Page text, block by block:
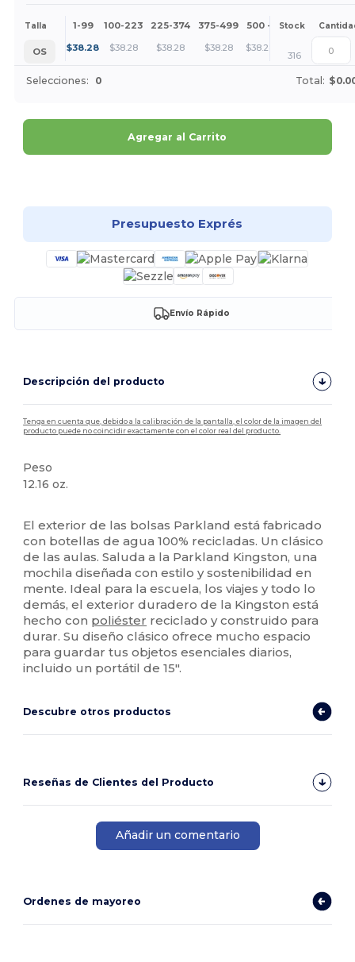
Talla 1-99 100-223 225-374 375-499 500 + Más
Stock
OS $38.28 $38.28 $38.28 $38.28 $38.28 +
316
Selecciones: 0 Total:
Agregar al Carrito
Presupuesto Exprés
Envío Rápido
Descripción del producto
Tenga en cuenta que, debido a la calibración de la pantalla, el color de la imagen del
producto puede no coincidir exactamente con el color real del producto.
Peso
12.16 oz.
El exterior de las bolsas Parkland está fabricado
con botellas de agua 100% recicladas. Un clásico
de las aulas. Saluda a la Parkland Kingston, una
mochila diseñada con estilo y sostenibilidad en
mente. Ideal para la escuela, los viajes y todo lo
demás, el exterior duradero de la Kingston está
hecho con poliéster reciclado y construido para
durar. Su diseño clásico ofrece mucho espacio
para guardar tus objetos esenciales diarios,
incluido un portátil de 15".
Descubre otros productos
Reseñas de Clientes del Producto
Añadir un comentario
Ordenes de mayoreo